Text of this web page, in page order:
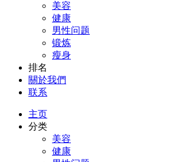
美容
健康
男性问题
锻炼
瘦身
排名
關於我們
联系
主页
分类
美容
健康